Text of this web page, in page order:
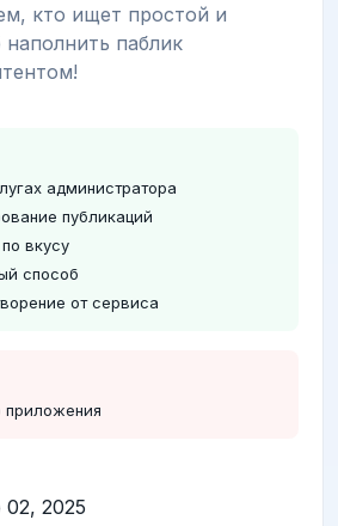
кто ищет простой и
паблик
администратора
публикаций
вкусу
способ
от сервиса
приложения
02, 2025